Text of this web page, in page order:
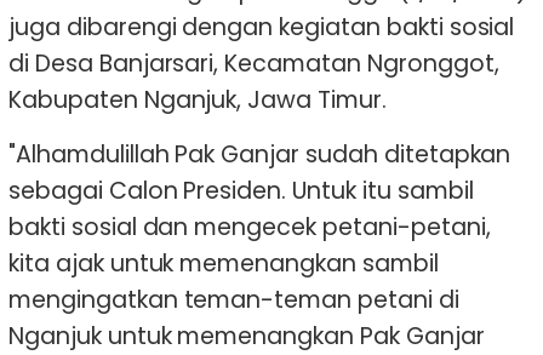
juga dibarengi dengan kegiatan bakti sosial
di Desa Banjarsari, Kecamatan Ngronggot,
Kabupaten Nganjuk, Jawa Timur.
"Alhamdulillah Pak Ganjar sudah ditetapkan
sebagai Calon Presiden. Untuk itu sambil
bakti sosial dan mengecek petani-petani,
kita ajak untuk memenangkan sambil
mengingatkan teman-teman petani di
Nganjuk untuk memenangkan Pak Ganjar